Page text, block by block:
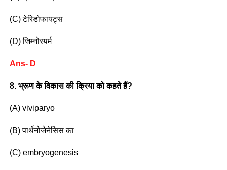
(C) टेरिडोफायट्स
(D) जिम्नोस्पर्म
Ans- D
8. भ्रूण के विकास की क्रिया को कहते हैं?
(A) viviparyo
(B) पार्थेनोजेनेसिस का
(C) embryogenesis